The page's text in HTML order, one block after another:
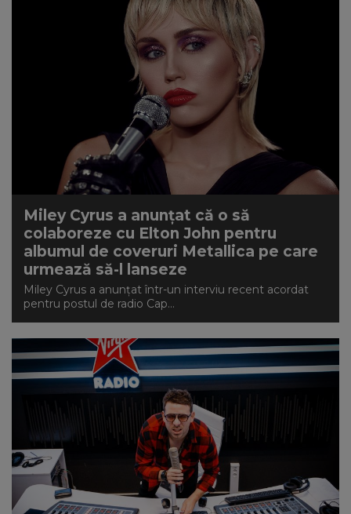
Miley Cyrus a anunțat că o să
colaboreze cu Elton John pentru
albumul de coveruri Metallica pe care
urmează să-l lanseze
Miley Cyrus a anunțat într-un interviu recent acordat
pentru postul de radio Cap...